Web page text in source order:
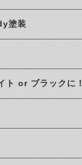
塗装
ト or ブラックに！